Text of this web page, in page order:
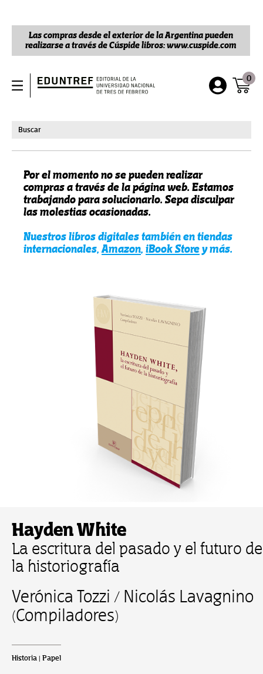
Las compras desde el exterior de la Argentina pueden
realizarse a través de Cúspide libros: www.cuspide.com
0
Por el momento no se pueden realizar
compras a través de la página web. Estamos
trabajando para solucionarlo. Sepa disculpar
las molestias ocasionadas.
Nuestros libros digitales también en tiendas
internacionales, Amazon, iBook Storey más.
Hayden White
La escritura del pasado y el futuro de
la historiografía
Verónica Tozzi / Nicolás Lavagnino
(Compiladores)
Historia | Papel